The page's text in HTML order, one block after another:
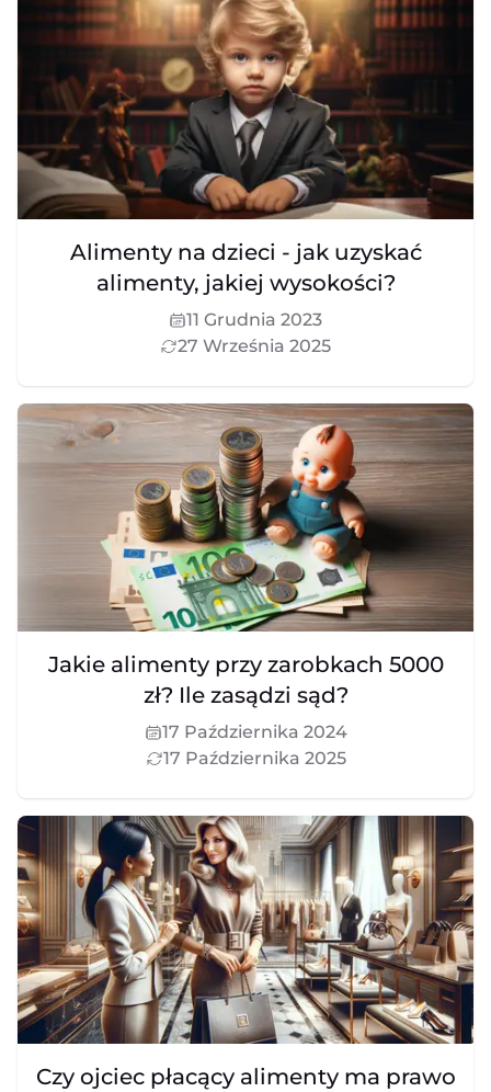
Alimenty na dzieci - jak uzyskać
alimenty, jakiej wysokości?
11 Grudnia 2023
27 Września 2025
Jakie alimenty przy zarobkach 5000
zł? Ile zasądzi sąd?
17 Października 2024
17 Października 2025
Czy ojciec płacący alimenty ma prawo